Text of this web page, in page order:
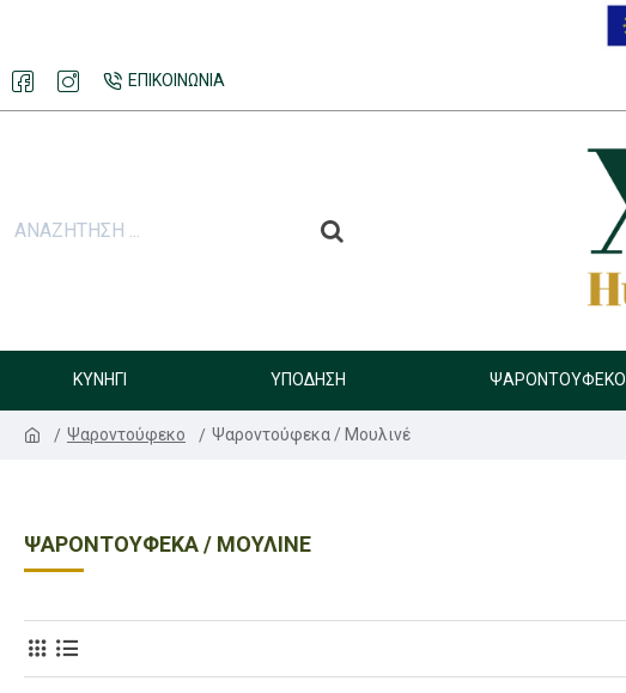
ΕΠΙΚΟΙΝΩΝΊΑ
ΚΥΝΉΓΙ ΥΠΌΔΗΣΗ ΨΑΡΟΝΤΟΎΦΕΚΟ
Ψαροντούφεκο Ψαροντούφεκα / Μουλινέ
ΨΑΡΟΝΤΟΎΦΕΚΑ / ΜΟΥΛΙΝΈ